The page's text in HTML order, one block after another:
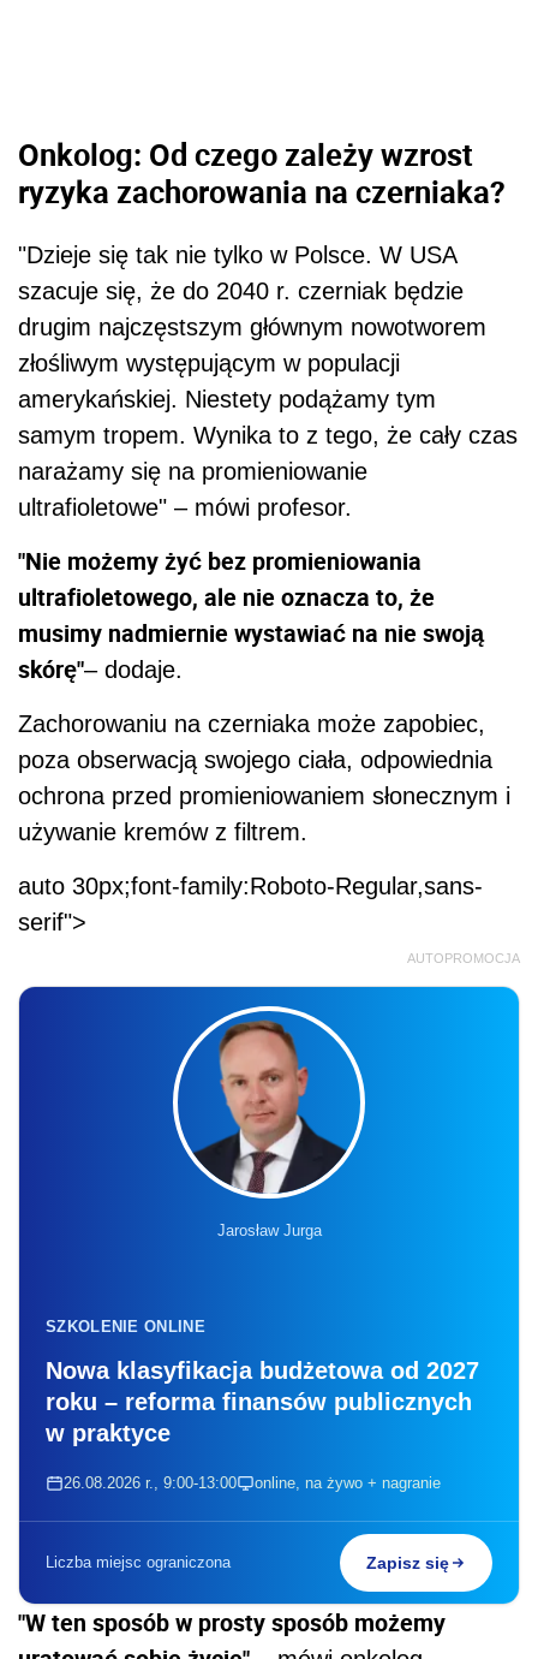
Onkolog: Od czego zależy wzrost
ryzyka zachorowania na czerniaka?
"Dzieje się tak nie tylko w Polsce. W USA
szacuje się, że do 2040 r. czerniak będzie
drugim najczęstszym głównym nowotworem
złośliwym występującym w populacji
amerykańskiej. Niestety podążamy tym
samym tropem. Wynika to z tego, że cały czas
narażamy się na promieniowanie
ultrafioletowe" – mówi profesor.
"Nie możemy żyć bez promieniowania
ultrafioletowego, ale nie oznacza to, że
musimy nadmiernie wystawiać na nie swoją
skórę"– dodaje.
Zachorowaniu na czerniaka może zapobiec,
poza obserwacją swojego ciała, odpowiednia
ochrona przed promieniowaniem słonecznym i
używanie kremów z filtrem.
auto 30px;font-family:Roboto-Regular,sans-
serif">
AUTOPROMOCJA
Jarosław Jurga
SZKOLENIE ONLINE
Nowa klasyfikacja budżetowa od 2027
roku – reforma finansów publicznych
w praktyce
26.08.2026 r., 9:00-13:00 online, na żywo + nagranie
Liczba miejsc ograniczona Zapisz się
"W ten sposób w prosty sposób możemy